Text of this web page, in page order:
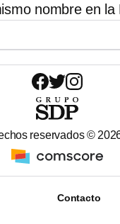
nombre en la
reservados ©
Contacto